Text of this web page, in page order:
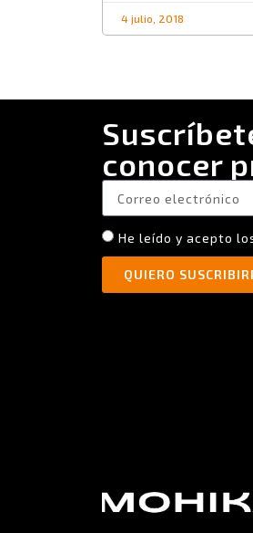
4 julio, 2018
conocer
He leído y acepto
QUIERO